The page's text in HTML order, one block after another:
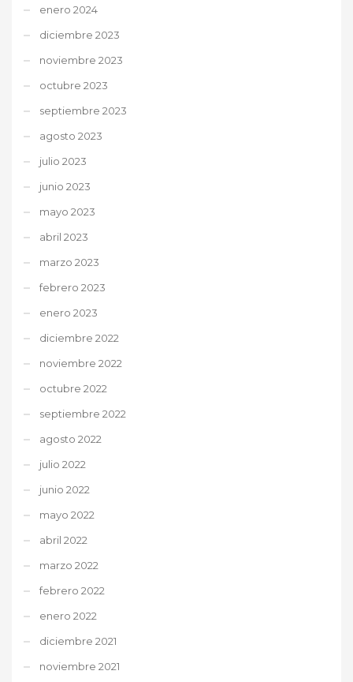
enero 2024
diciembre 2023
noviembre 2023
octubre 2023
septiembre 2023
agosto 2023
julio 2023
junio 2023
mayo 2023
abril 2023
marzo 2023
febrero 2023
enero 2023
diciembre 2022
noviembre 2022
octubre 2022
septiembre 2022
agosto 2022
julio 2022
junio 2022
mayo 2022
abril 2022
marzo 2022
febrero 2022
enero 2022
diciembre 2021
noviembre 2021